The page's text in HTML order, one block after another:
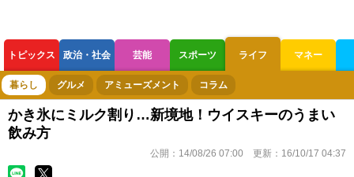
トピックス 政治・社会 芸能 スポーツ ライフ マネー
ボートレース 競輪 オートレース
暮らし グルメ アミューズメント コラム
かき氷にミルク割り…新境地！ウイスキーのうまい
飲み方
公開： 14/08/26 07:00 更新： 16/10/17 04:37